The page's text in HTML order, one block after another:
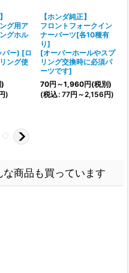
グ用ア
グホル
パー) [ロ
ング使
)
【ホンダ純正】
フロントフォークイン
ナーパーツ[各10種有
り]
[オーバーホールやスプ
リング交換時に必須パ
ーツです]
70円 ～1,960円(税別)
(税込: 77円 ～2,156円)
商品も買っています